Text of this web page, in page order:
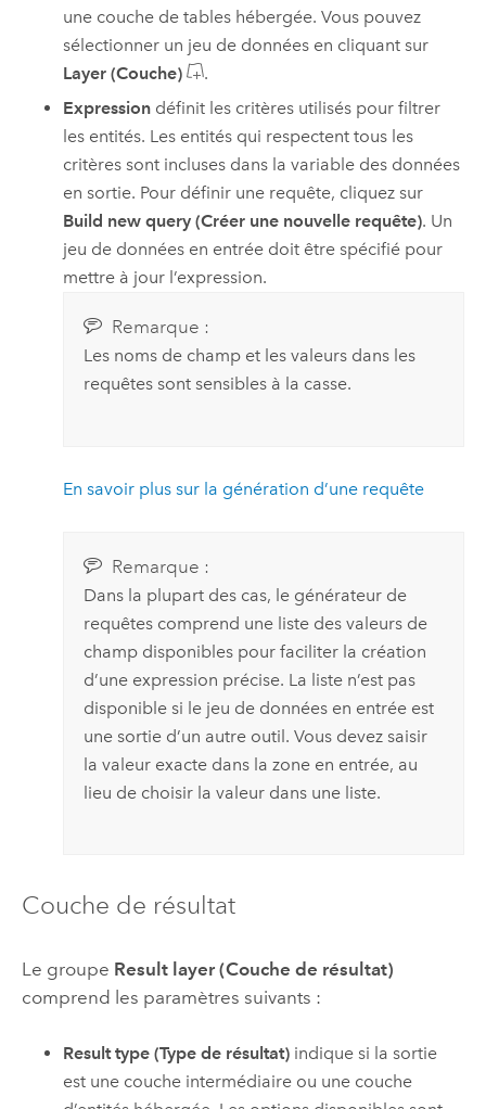
une couche de tables hébergée. Vous pouvez
sélectionner un jeu de données en cliquant sur
Layer (Couche)
.
Expression définit les critères utilisés pour filtrer
les entités. Les entités qui respectent tous les
critères sont incluses dans la variable des données
en sortie. Pour définir une requête, cliquez sur
Build new query (Créer une nouvelle requête). Un
jeu de données en entrée doit être spécifié pour
mettre à jour l’expression.
Remarque :
Les noms de champ et les valeurs dans les
requêtes sont sensibles à la casse.
En savoir plus sur la génération d’une requête
Remarque :
Dans la plupart des cas, le générateur de
requêtes comprend une liste des valeurs de
champ disponibles pour faciliter la création
d’une expression précise. La liste n’est pas
disponible si le jeu de données en entrée est
une sortie d’un autre outil. Vous devez saisir
la valeur exacte dans la zone en entrée, au
lieu de choisir la valeur dans une liste.
Couche de résultat
Le groupe Result layer (Couche de résultat)
comprend les paramètres suivants :
Result type (Type de résultat) indique si la sortie
est une couche intermédiaire ou une couche